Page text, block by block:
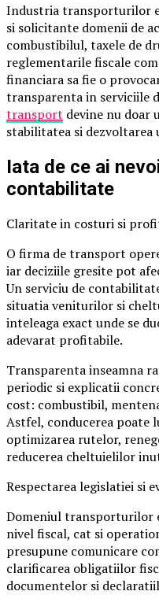
Industria transporturilor
si solicitante domenii de
combustibilul, taxele de
reglementarile fiscale
financiara sa fie o
transparenta in serviciile
transport devine nu doar
stabilitatea si
Iata de ce ai
contabilitate
Claritate in costuri si
O firma de transport
iar deciziile gresite pot
Un serviciu de
situatia veniturilor si
inteleaga exact unde se
adevarat profitabile.
Transparenta inseamna
periodic si explicatii
cost: combustibil,
Astfel, conducerea poate
optimizarea rutelor,
reducerea cheltuielilor
Respectarea legislatiei si
Domeniul transporturilor
nivel fiscal, cat si
presupune comunicare
clarificarea obligatiilor
documentelor si